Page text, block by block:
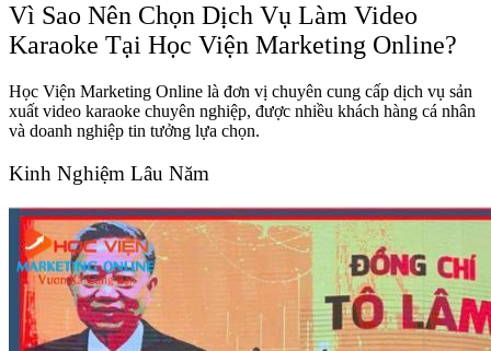
Vì Sao Nên Chọn Dịch Vụ Làm Video
Karaoke Tại Học Viện Marketing Online?
Học Viện Marketing Online là đơn vị chuyên cung cấp dịch vụ sản
xuất video karaoke chuyên nghiệp, được nhiều khách hàng cá nhân
và doanh nghiệp tin tưởng lựa chọn.
Kinh Nghiệm Lâu Năm